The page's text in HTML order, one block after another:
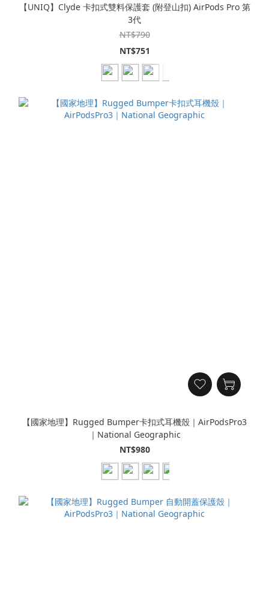
【UNIQ】Clyde 卡扣式雙料保護套 (附登山扣) AirPods Pro 第
3代
NT$790
NT$751
【國家地理】Rugged Bumper卡扣式耳機殼｜AirPodsPro3
｜National Geographic
NT$980